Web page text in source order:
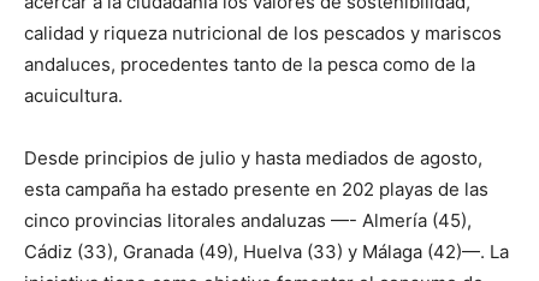
calidad y riqueza nutricional de los pescados y mariscos
andaluces, procedentes tanto de la pesca como de la
acuicultura.
Desde principios de julio y hasta mediados de agosto,
esta campaña ha estado presente en 202 playas de las
cinco provincias litorales andaluzas —- Almería (45),
Cádiz (33), Granada (49), Huelva (33) y Málaga (42)—. La